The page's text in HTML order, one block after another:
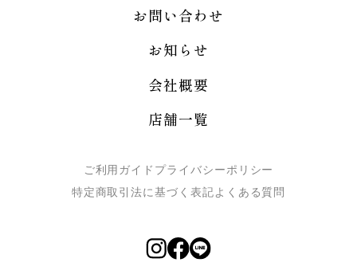
お問い合わせ
お知らせ
会社概要
店舗一覧
ご利用ガイド プライバシーポリシー
特定商取引法に基づく表記よくある質問